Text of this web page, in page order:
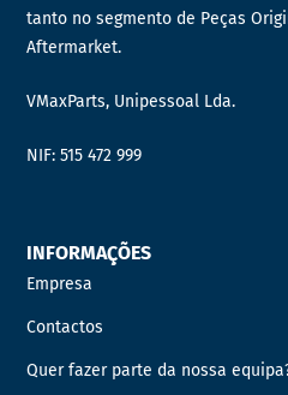
tanto no segmento de Peças
Aftermarket.
VMaxParts, Unipessoal Lda.
NIF: 515 472 999
INFORMAÇÕES
Empresa
Contactos
Quer fazer parte da nossa